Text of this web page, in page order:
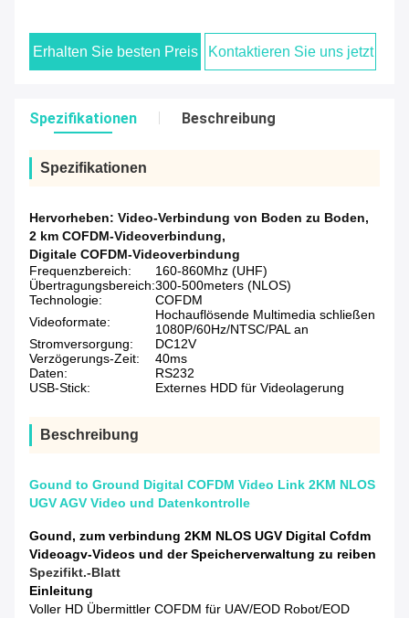
Erhalten Sie besten Preis Kontaktieren Sie uns jetzt
Spezifikationen Beschreibung
Spezifikationen
Hervorheben: Video-Verbindung von Boden zu Boden,
2 km COFDM-Videoverbindung,
Digitale COFDM-Videoverbindung
Frequenzbereich:
160-860Mhz (UHF)
Übertragungsbereich:300-500meters (NLOS)
Technologie:
COFDM
Videoformate:
Hochauflösende Multimedia schließen
1080P/60Hz/NTSC/PAL an
Stromversorgung:
DC12V
Verzögerungs-Zeit:
40ms
Daten:
RS232
USB-Stick:
Externes HDD für Videolagerung
Beschreibung
Gound to Ground Digital COFDM Video Link 2KM NLOS
UGV AGV Video und Datenkontrolle
Gound, zum verbindung 2KM NLOS UGV Digital Cofdm
Videoagv-Videos und der Speicherverwaltung zu reiben
Spezifikt.-Blatt
Einleitung
Voller HD Übermittler COFDM für UAV/EOD Robot/EOD